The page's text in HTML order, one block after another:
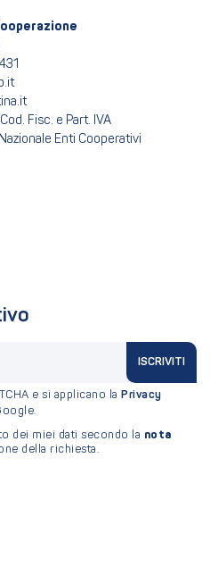
Fisc. e Part. IVA
Enti Cooperativi
ISCRIVITI
e si applicano la Privacy
dei miei dati secondo la nota
della richiesta.